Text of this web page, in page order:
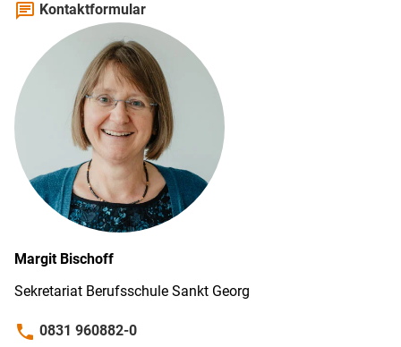
chat Kontaktformular
Margit Bischoff
Sekretariat Berufs­schule Sankt Georg
phone 0831 960882-0